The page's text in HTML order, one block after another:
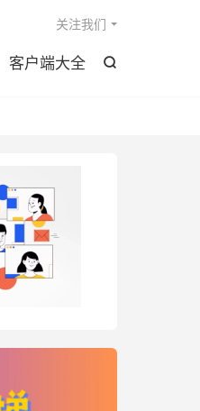

客户端大全
关注我们